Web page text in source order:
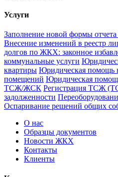
Услуги
Заполнение новой формы
Внесение изменений в реестр
долгов по ЖКХ: законное
коммунальные услуги
квартиры Юридическая помощь
помещений Юридическая
ТСЖ/ЖСК Регистрация ТСЖ
задолженности
Оспаривание решений общих
О нас
Образцы документов
Новости ЖКХ
Контакты
Клиенты